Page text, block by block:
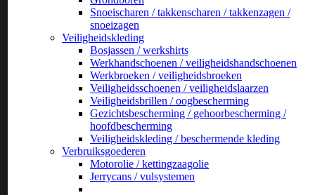
Snoeischaren / takkenscharen / takkenzagen /
snoeizagen
Veiligheidskleding
Bosjassen / werkshirts
Werkhandschoenen / veiligheidshandschoenen
Werkbroeken / veiligheidsbroeken
Veiligheidsschoenen / veiligheidslaarzen
Veiligheidsbrillen / oogbescherming
Gezichtsbescherming / gehoorbescherming /
hoofdbescherming
Veiligheidskleding / beschermende kleding
Verbruiksgoederen
Motorolie / kettingzaagolie
Jerrycans / vulsystemen